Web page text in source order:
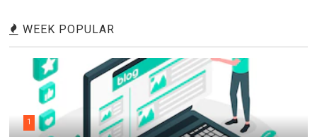
WEEK POPULAR
1